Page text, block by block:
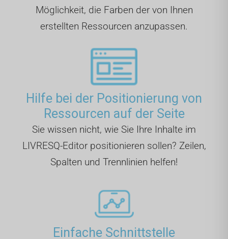
Möglichkeit, die Farben der von Ihnen
erstellten Ressourcen anzupassen.
Hilfe bei der Positionierung von
Ressourcen auf der Seite
Sie wissen nicht, wie Sie Ihre Inhalte im
LIVRESQ-Editor positionieren sollen? Zeilen,
Spalten und Trennlinien helfen!
Einfache Schnittstelle